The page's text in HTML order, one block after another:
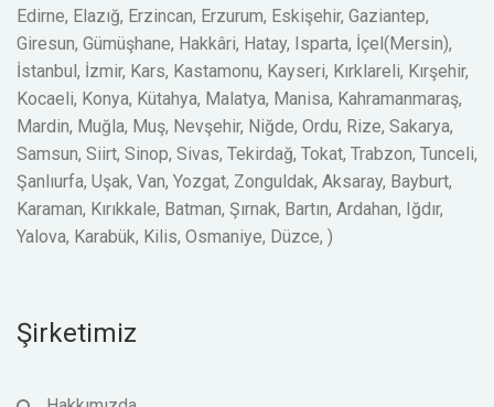
Edirne, Elazığ, Erzincan, Erzurum, Eskişehir, Gaziantep,
Giresun, Gümüşhane, Hakkâri, Hatay, Isparta, İçel(Mersin),
İstanbul, İzmir, Kars, Kastamonu, Kayseri, Kırklareli, Kırşehir,
Kocaeli, Konya, Kütahya, Malatya, Manisa, Kahramanmaraş,
Mardin, Muğla, Muş, Nevşehir, Niğde, Ordu, Rize, Sakarya,
Samsun, Siirt, Sinop, Sivas, Tekirdağ, Tokat, Trabzon, Tunceli,
Şanlıurfa, Uşak, Van, Yozgat, Zonguldak, Aksaray, Bayburt,
Karaman, Kırıkkale, Batman, Şırnak, Bartın, Ardahan, Iğdır,
Yalova, Karabük, Kilis, Osmaniye, Düzce, )
Şirketimiz